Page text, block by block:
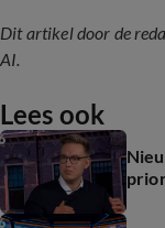
Dit artikel door de
AI.
Lees ook